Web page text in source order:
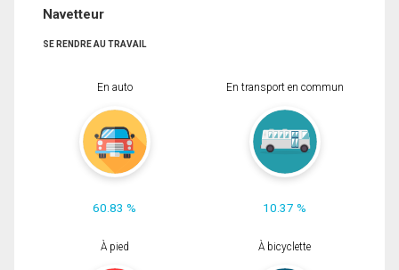
Navetteur
SE RENDRE AU TRAVAIL
En auto
60.83 %
En transport en commun
10.37 %
À pied À bicyclette